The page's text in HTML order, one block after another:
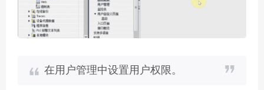
在用户管理中设置用户权限。